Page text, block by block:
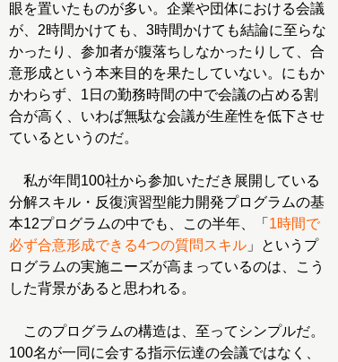
眼を置いたものが多い。企業や団体における会議
が、2時間かけても、3時間かけても結論に至らな
かったり、参加者が腹落ちしなかったりして、合
意形成という本来目的を果たしていない。にもか
かわらず、1日の勤務時間の中で会議の占める割
合が高く、いわば無駄な会議が生産性を低下させ
ているというのだ。
私が年間100社から参加いただき展開している
分解スキル・反復演習型能力開発プログラムの基
本12プログラムの中でも、この半年、「 1時間で
必ず合意形成できる4つの質問スキル 」というプ
ログラムの実施ニーズが高まっているのは、こう
した背景があると思われる。
このプログラムの構造は、至ってシンプルだ。
100名が一同に会する指示伝達の会議ではなく、